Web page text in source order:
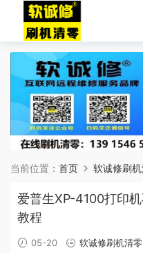
当前位置： 首页 软诚修刷
爱普生XP-4100打印
教程
05-20 软诚修刷机清零